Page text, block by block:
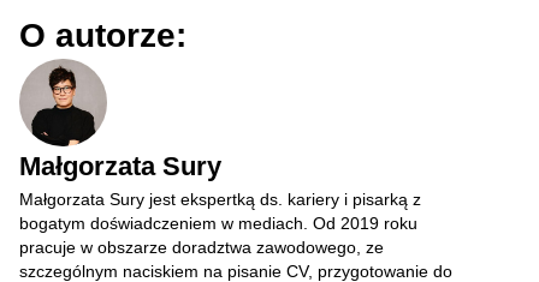
O autorze:
Małgorzata Sury
Małgorzata Sury jest ekspertką ds. kariery i pisarką z
bogatym doświadczeniem w mediach. Od 2019 roku
pracuje w obszarze doradztwa zawodowego, ze
szczególnym naciskiem na pisanie CV, przygotowanie do